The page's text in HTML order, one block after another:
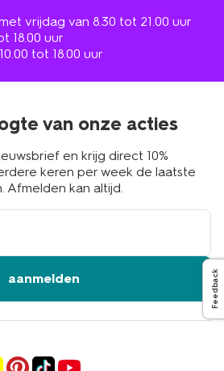
vrijdag van 8.30 tot 21.00 uur
18.00 uur
tot 18.00 uur
van onze acties
en krijg direct 10%
keren per week de laatste
Afmelden kan altijd.
aanmelden Feedback